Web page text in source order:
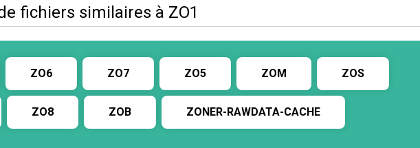
fichiers similaires à ZO1
ZO6 ZO7 ZO5 ZOM ZOS
ZO8 ZOB ZONER-RAWDATA-CACHE